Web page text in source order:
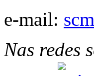
e-mail:
Nas redes